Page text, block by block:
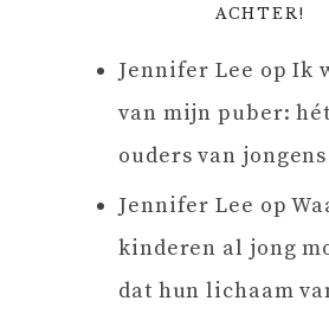
ACHTER!
Jennifer Lee opIk
van mijn puber:
ouders van
Jennifer Lee op
kinderen al jong
dat hun lichaam